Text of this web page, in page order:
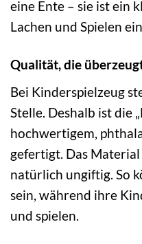
eine Ente – sie ist ein
Lachen und Spielen
Qualität, die
Bei Kinderspielzeug
Stelle. Deshalb ist die
hochwertigem,
gefertigt. Das
natürlich ungiftig. So
sein, während ihre
und spielen.